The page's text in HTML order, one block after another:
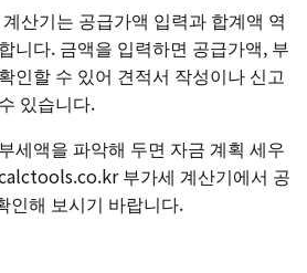
산기는 공급가액 입력과 합계액 역
니다. 금액을 입력하면 공급가액, 부
인할 수 있어 견적서 작성이나 신고
있습니다.
세액을 파악해 두면 자금 계획 세우
부가세 계산기에서 공
인해 보시기 바랍니다.